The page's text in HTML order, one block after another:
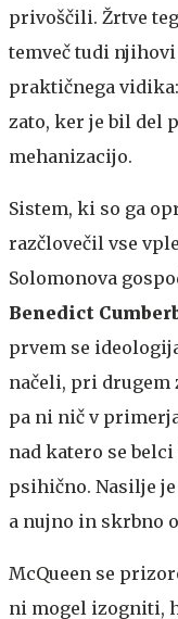
privoščili. Žrtve
temveč tudi njihovi
praktičnega
zato, ker je bil del
mehanizacijo.
Sistem, ki so ga
razčlovečil vse
Solomonova
Benedict
prvem se
načeli, pri drugem
pa ni nič v
nad katero se
psihično. Nasilje
a nujno in skrbno
McQueen se
ni mogel izogniti,